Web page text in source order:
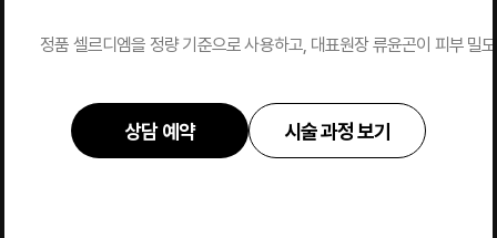
정품 셀르디엠을 정량 기준으로 사용하고, 대표원장 류윤곤이 피부 밀
상담 예약 시술 과정 보기